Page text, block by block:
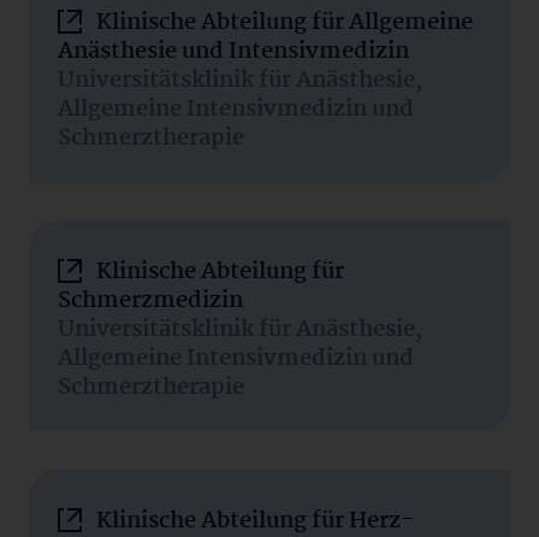
Klinische Abteilung für Allgemeine
Anästhesie und Intensivmedizin
Universitätsklinik für Anästhesie,
Allgemeine Intensivmedizin und
Schmerztherapie
Klinische Abteilung für
Schmerzmedizin
Universitätsklinik für Anästhesie,
Allgemeine Intensivmedizin und
Schmerztherapie
Klinische Abteilung für Herz-